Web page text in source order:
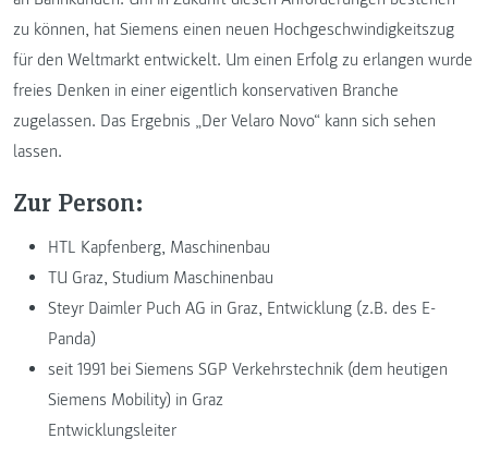
zu können, hat Siemens einen neuen Hochgeschwindigkeitszug
für den Weltmarkt entwickelt. Um einen Erfolg zu erlangen wurde
freies Denken in einer eigentlich konservativen Branche
zugelassen. Das Ergebnis „Der Velaro Novo“ kann sich sehen
lassen.
Zur Person:
HTL Kapfenberg, Maschinenbau
TU Graz, Studium Maschinenbau
Steyr Daimler Puch AG in Graz, Entwicklung (z.B. des E-
Panda)
seit 1991 bei Siemens SGP Verkehrstechnik (dem heutigen
Siemens Mobility) in Graz
Entwicklungsleiter